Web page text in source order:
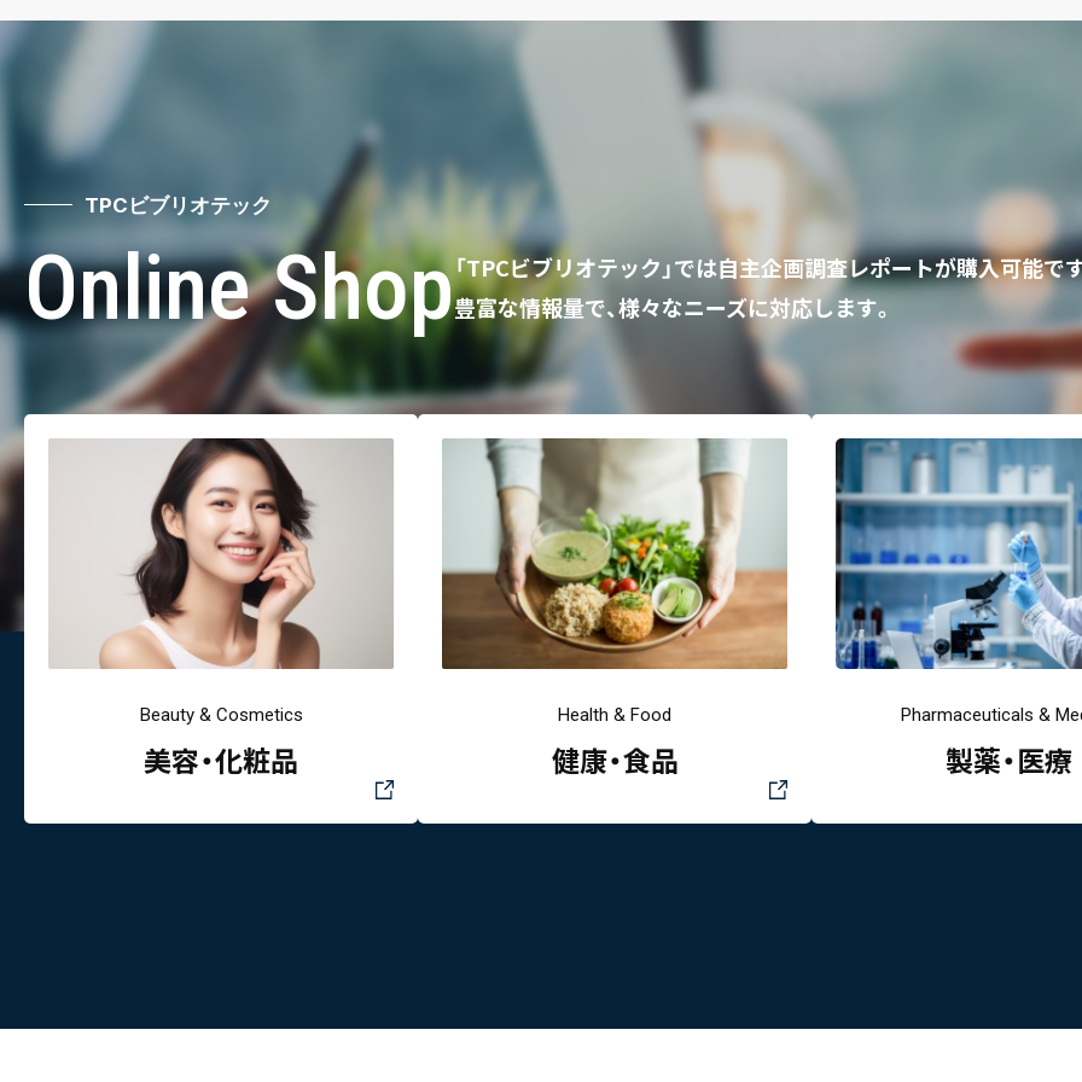
TPCビブリオテック
Online Shop「TPCビブリオテック」では自主企画調査レポートが購入可能で
豊富な情報量で、様々なニーズに対応します。
Beauty & Cosmetics
美容・化粧品
Health & Food
健康・食品
Pharmaceuticals &
製薬・医療